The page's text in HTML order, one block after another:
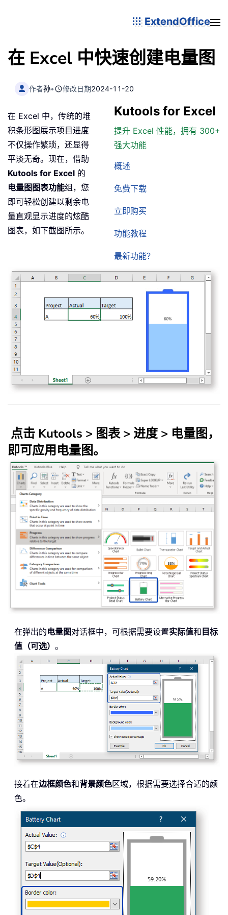
ExtendOffice
在 Excel 中快速创建电量图
作者孙• 修改日期2024-11-20
Kutools for Excel
提升 Excel 性能，拥有 300+
强大功能
概述
免费下载
立即购买
功能教程
最新功能？
在 Excel 中，传统的堆
积条形图展示项目进度
不仅操作繁琐，还显得
平淡无奇。现在，借助
Kutools for Excel 的
电量图图表功能组，您
即可轻松创建以剩余电
量直观显示进度的炫酷
图表，如下截图所示。
点击 Kutools > 图表 > 进度 > 电量图，
即可应用电量图。
在弹出的电量图对话框中，可根据需要设置实际值和目标
值（可选） 。
接着在边框颜色和背景颜色区域，根据需要选择合适的颜
色。